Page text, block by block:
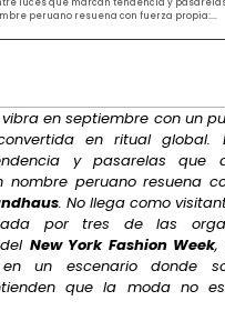
luces que marcan tendencia y
peruano resuena con fuerza propia:...
vibra en septiembre con un
en ritual global.
y pasarelas que
nombre peruano resuena
. No llega como
por tres de las
New York Fashion Week,
un escenario donde
que la moda no